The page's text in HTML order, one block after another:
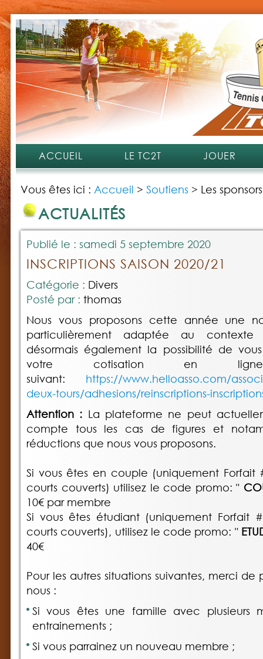
ACCUEIL LE TC2T JOUER
Vous êtes ici : Accueil > Soutiens > Les sponsors
ACTUALITÉS
Publié le : samedi 5 septembre 2020
INSCRIPTIONS SAISON 2020/21
Catégorie : Divers
Posté par : thomas
Nous vous proposons cette année une
particulièrement adaptée au
désormais également la possibilité de
votre cotisation en
suivant: https://www.helloasso.com/
deux-tours/adhesions/reinscriptions-
Attention : La plateforme ne peut
compte tous les cas de figures et
réductions que nous vous proposons.
Si vous êtes en couple (uniquement
courts couverts) utilisez le code promo: "
10€ par membre
Si vous êtes étudiant (uniquement Forfait
courts couverts), utilisez le code promo: "
40€
Pour les autres situations suivantes, merci
nous :
Si vous êtes une famille avec plusieurs
entrainements ;
Si vous parrainez un nouveau membre ;